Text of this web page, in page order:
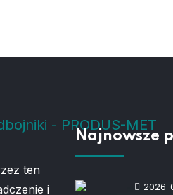
ten
i
Najnowsze
2026-